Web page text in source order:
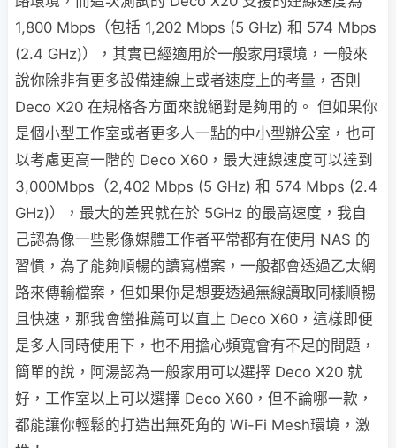
1,800 Mbps（包括 1,202 Mbps (5 GHz) 和 574 Mbps
(2.4 GHz)），其實已經適用於一般家用環境，一般來
說你除非有更多設備連線上或者速度上的考量，否則
Deco X20 在規格各方面來說絕對是夠用的。 但如果你
是個小型工作室或者更多人一點的中小型辦公室，也可
以考慮更高一階的 Deco X60，最大連線速度可以達到
3,000Mbps（2,402 Mbps (5 GHz) 和 574 Mbps (2.4
GHz)），最大的差異就在於 5GHz 的最高速度，我自
己認為像一些影像媒體工作者平常都有在使用 NAS 的
習慣，為了能夠順暢的讀寫檔案，一般都會透過乙太網
路來傳輸檔案，但如果你是想要透過無線讀取同樣順暢
且快速，那我會蠻推薦可以直上 Deco X60，這樣即便
是多人同時使用下，也不用擔心頻寬會有不足的問題，
簡單的說，阿湯認為一般家用可以選擇 Deco X20 就
好，工作室以上可以選擇 Deco X60，但不論哪一款，
都能讓你輕鬆的打造出無死角的 Wi-Fi Mesh環境，激